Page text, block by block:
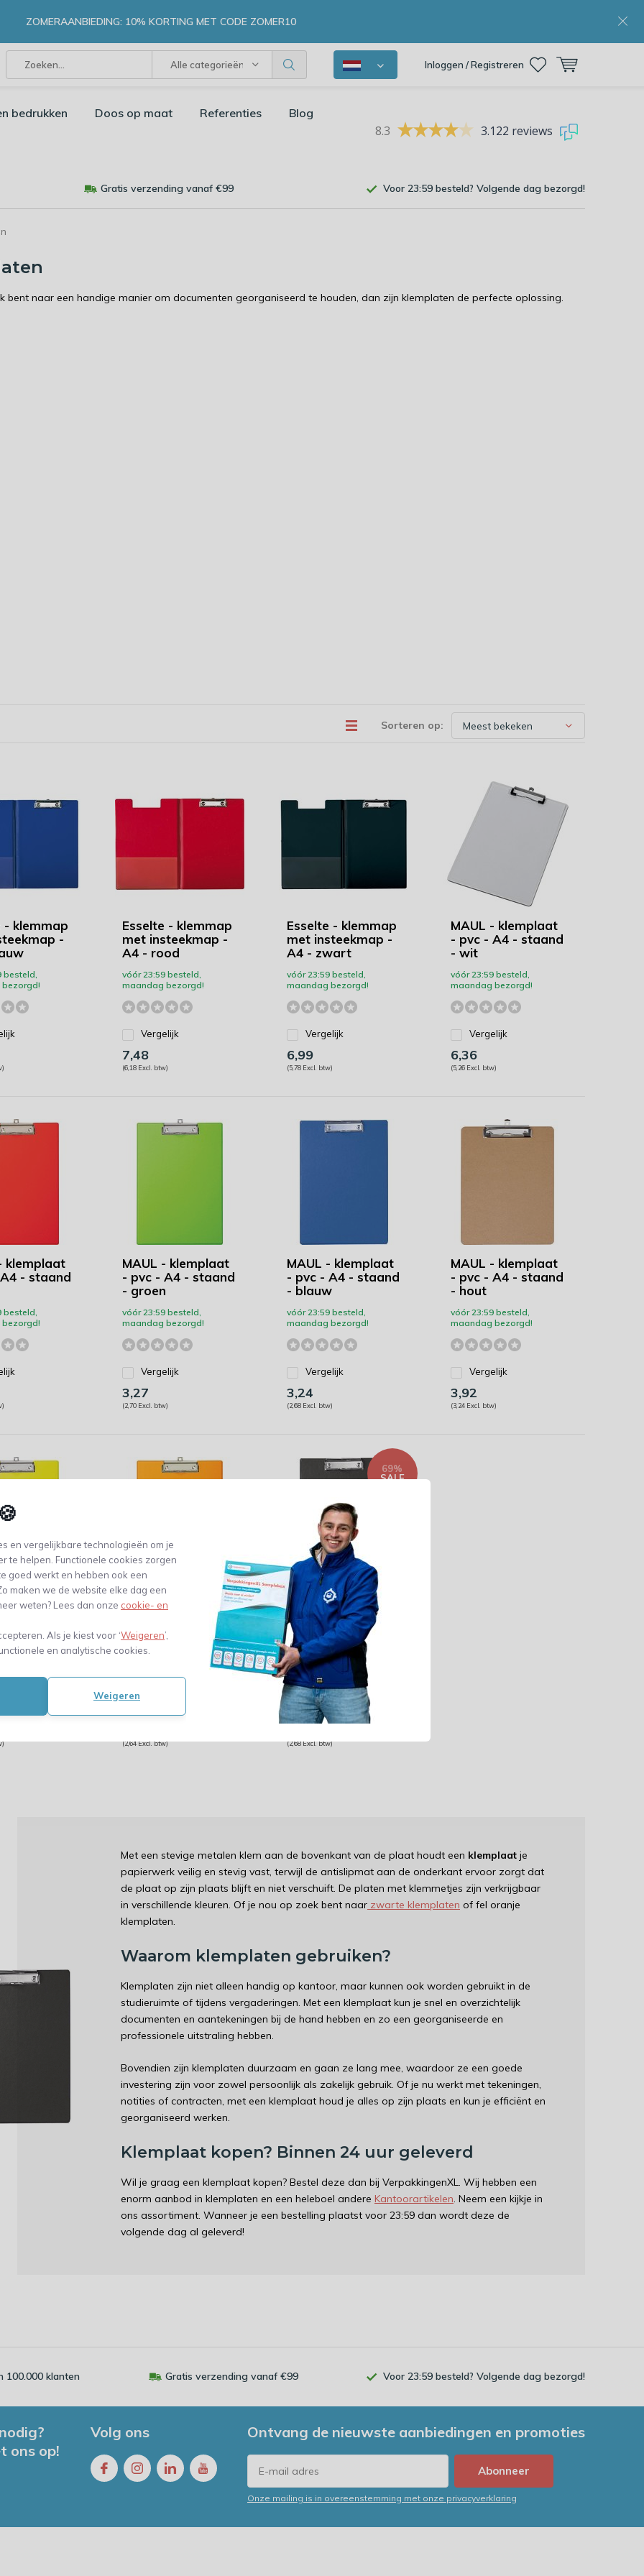
en vergelijkbare technologieën om je
te helpen. Functionele cookies zorgen
goed werkt en hebben ook een
maken we de website elke dag een
weten? Lees dan onze cookie- en
Als je kiest voor ‘Weigeren’,
en analytische cookies.
Weigeren
Alle categorieën Inloggen / Registreren
ZOMERAANBIEDING: 10% KORTING MET CODE ZOMER10
bedrukken Doos op maat Referenties Blog
8.3 3.122 reviews
Gratis verzending vanaf €99 Voor 23:59 besteld? Volgende dag bezorgd!
bent naar een handige manier om documenten georganiseerd te houden, dan zijn klemplaten de perfecte oplossing.
Sorteren op:
- klemmap
-
besteld,
Esselte - klemmap
met insteekmap -
A4 - rood
vóór 23:59 besteld,
maandag bezorgd!
Vergelijk
7,48
(6,18 Excl. btw)
Esselte - klemmap
met insteekmap -
A4 - zwart
vóór 23:59 besteld,
maandag bezorgd!
Vergelijk
6,99
(5,78 Excl. btw)
MAUL - klemplaat
- pvc - A4 - staand
- wit
vóór 23:59 besteld,
maandag bezorgd!
Vergelijk
6,36
(5,26 Excl. btw)
klemplaat
- staand
besteld,
MAUL - klemplaat
- pvc - A4 - staand
- groen
vóór 23:59 besteld,
maandag bezorgd!
Vergelijk
3,27
(2,70 Excl. btw)
MAUL - klemplaat
- pvc - A4 - staand
- blauw
vóór 23:59 besteld,
maandag bezorgd!
Vergelijk
3,24
(2,68 Excl. btw)
MAUL - klemplaat
- pvc - A4 - staand
- hout
vóór 23:59 besteld,
maandag bezorgd!
Vergelijk
3,92
(3,24 Excl. btw)
klemplaat
- staand
besteld,
MAUL - klemplaat
- pvc - A4 - staand
- oranje
vóór 23:59 besteld,
(2,64 Excl. btw)
MAUL - klemplaat
- pvc - A4 - staand
- zwart
69%
SALE
vóór 23:59 besteld,
maandag bezorgd!
Vergelijk
(2,68 Excl. btw)
Met een stevige metalen klem aan de bovenkant van de plaat houdt een klemplaat je
papierwerk veilig en stevig vast, terwijl de antislipmat aan de onderkant ervoor zorgt dat
de plaat op zijn plaats blijft en niet verschuift. De platen met klemmetjes zijn verkrijgbaar
in verschillende kleuren. Of je nou op zoek bent naar zwarte klemplaten of fel oranje
klemplaten.
Waarom klemplaten gebruiken?
Klemplaten zijn niet alleen handig op kantoor, maar kunnen ook worden gebruikt in de
studieruimte of tijdens vergaderingen. Met een klemplaat kun je snel en overzichtelijk
documenten en aantekeningen bij de hand hebben en zo een georganiseerde en
professionele uitstraling hebben.
Bovendien zijn klemplaten duurzaam en gaan ze lang mee, waardoor ze een goede
investering zijn voor zowel persoonlijk als zakelijk gebruik. Of je nu werkt met tekeningen,
notities of contracten, met een klemplaat houd je alles op zijn plaats en kun je efficiënt en
georganiseerd werken.
Klemplaat kopen? Binnen 24 uur geleverd
Wil je graag een klemplaat kopen? Bestel deze dan bij VerpakkingenXL. Wij hebben een
enorm aanbod in klemplaten en een heleboel andere Kantoorartikelen. Neem een kijkje in
ons assortiment. Wanneer je een bestelling plaatst voor 23:59 dan wordt deze de
volgende dag al geleverd!
100.000 klanten Gratis verzending vanaf €99 Voor 23:59 besteld? Volgende dag bezorgd!
ons op!
Volg ons Ontvang de nieuwste aanbiedingen en promoties
Abonneer
Onze mailing is in overeenstemming met onze privacyverklaring